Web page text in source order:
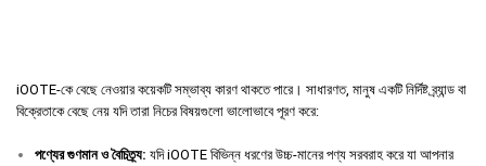
iOOTE-কে বেছে নেওয়ার কয়েকটি সম্ভাব্য কারণ থাকতে পারে। সাধারণত, মানুষ একটি নির্দিষ্ট ব্র্যান্ড বা
বিক্রেতাকে বেছে নেয় যদি তারা নিচের বিষয়গুলো ভালোভাবে পূরণ করে:
পণ্যের গুণমান ও বৈচিত্র্য: যদি iOOTE বিভিন্ন ধরণের উচ্চ-মানের পণ্য সরবরাহ করে যা আপনার